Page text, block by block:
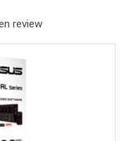
review